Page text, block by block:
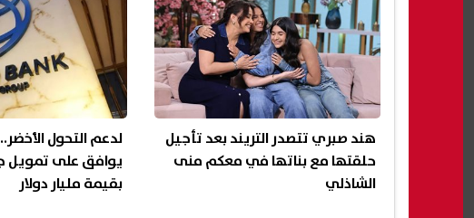
هند صبري تتصدر التريند بعد تأجيل
حلقتها مع بناتها في معكم منى
الشاذلي
لدعم التحول
يوافق على تمويل
بقيمة مليار دولار